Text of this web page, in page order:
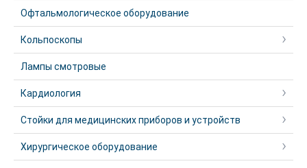
Офтальмологическое оборудование
Кольпоскопы
Лампы смотровые
Кардиология
Стойки для медицинских приборов и устройств
Хирургическое оборудование